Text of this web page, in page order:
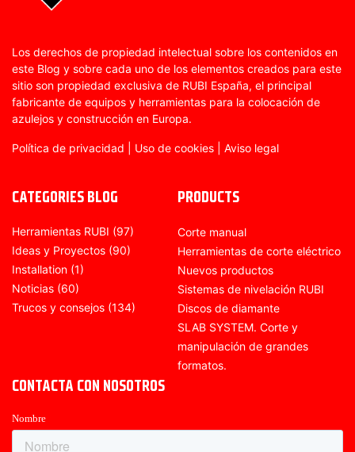
Los derechos de propiedad intelectual sobre los contenidos en
este Blog y sobre cada uno de los elementos creados para este
sitio son propiedad exclusiva de RUBI España, el principal
fabricante de equipos y herramientas para la colocación de
azulejos y construcción en Europa.
Política de privacidad Uso de cookies Aviso legal
CATEGORIES BLOG
Herramientas RUBI (97)
Ideas y Proyectos (90)
Installation (1)
Noticias (60)
Trucos y consejos (134)
PRODUCTS
Corte manual
Herramientas de corte eléctrico
Nuevos productos
Sistemas de nivelación RUBI
Discos de diamante
SLAB SYSTEM. Corte y
manipulación de grandes
formatos.
CONTACTA CON NOSOTROS